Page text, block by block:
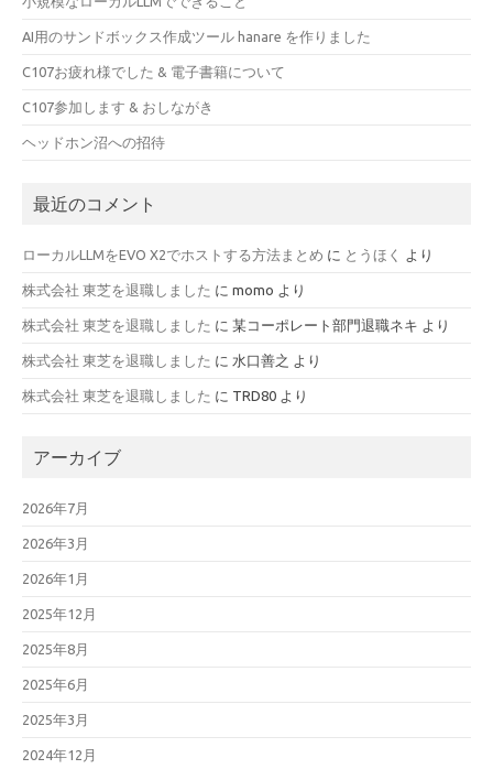
AI用のサンドボックス作成ツール hanare を作りました
C107お疲れ様でした & 電子書籍について
C107参加します & おしながき
ヘッドホン沼への招待
最近のコメント
ローカルLLMをEVO X2でホストする方法まとめ に とうほく より
株式会社 東芝を退職しました に momo より
株式会社 東芝を退職しました に 某コーポレート部門退職ネキ より
株式会社 東芝を退職しました に 水口善之 より
株式会社 東芝を退職しました に TRD80 より
アーカイブ
2026年7月
2026年3月
2026年1月
2025年12月
2025年8月
2025年6月
2025年3月
2024年12月